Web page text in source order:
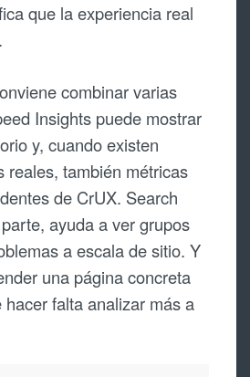
que la experiencia real
combinar varias
Insights puede mostrar
y, cuando existen
reales, también métricas
de CrUX. Search
ayuda a ver grupos
a escala de sitio. Y
una página concreta
falta analizar más a